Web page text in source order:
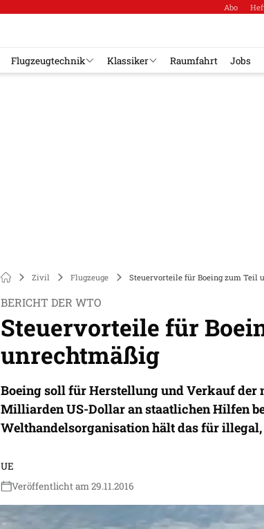
Abo
Flugzeugtechnik Klassiker Raumfahrt Jobs
Zivil Flugzeuge Steuervorteile für Boeing zum Teil
BERICHT DER WTO
Steuervorteile für
unrechtmäßig
Boeing soll für Herstellung und Verkauf der
Milliarden US-Dollar an staatlichen Hilfen
Welthandelsorganisation hält das für
UE
Veröffentlicht am 29.11.2016